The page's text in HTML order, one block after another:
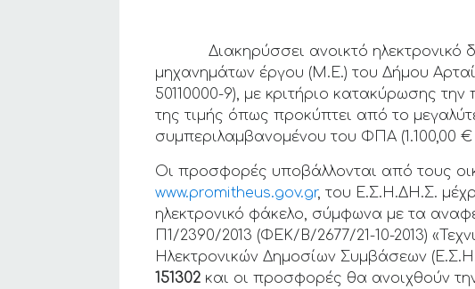
Διακηρύσσει ανοικτό ηλεκτρονικό
μηχανημάτων έργου (Μ.Ε.) του Δήμου
50110000-9), με κριτήριο κατακύρωσης
της τιμής όπως προκύπτει από το
συμπεριλαμβανομένου του ΦΠΑ (1.100,00 €
Οι προσφορές υποβάλλονται από τους
www.promitheus.gov.gr, του Ε.Σ.Η.ΔΗ.Σ.
ηλεκτρονικό φάκελο, σύμφωνα με τα
Π1/2390/2013 (ΦΕΚ/Β/2677/21-10-2013)
Ηλεκτρονικών Δημοσίων Συμβάσεων
151302 και οι προσφορές θα ανοιχθούν